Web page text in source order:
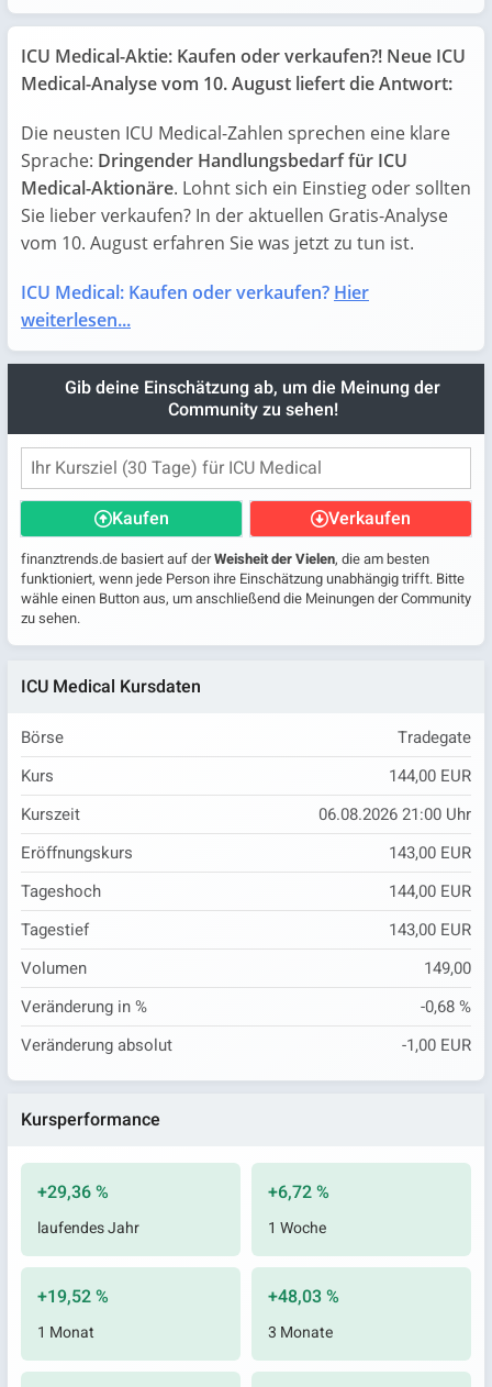
ICU Medical-Aktie: Kaufen oder verkaufen?! Neue ICU
Medical-Analyse vom 10. August liefert die Antwort:
Die neusten ICU Medical-Zahlen sprechen eine klare
Sprache: Dringender Handlungsbedarf für ICU
Medical-Aktionäre. Lohnt sich ein Einstieg oder sollten
Sie lieber verkaufen? In der aktuellen Gratis-Analyse
vom 10. August erfahren Sie was jetzt zu tun ist.
ICU Medical: Kaufen oder verkaufen? Hier
weiterlesen...
Gib deine Einschätzung ab, um die Meinung der
Community zu sehen!
Kaufen Verkaufen
finanztrends.de basiert auf derWeisheit der Vielen, die am besten
funktioniert, wenn jede Person ihre Einschätzung unabhängig trifft. Bitte
wähle einen Button aus, um anschließend die Meinungen der Community
zu sehen.
ICU Medical Kursdaten
Börse
Tradegate
Kurs
144,00 EUR
Kurszeit
06.08.2026 21:00 Uhr
Eröffnungskurs
143,00 EUR
Tageshoch
144,00 EUR
Tagestief
143,00 EUR
Volumen
149,00
Veränderung in %
-0,68 %
Veränderung absolut
-1,00 EUR
Kursperformance
+29,36 %
laufendes Jahr
+6,72 %
1 Woche
+19,52 %
1 Monat
+48,03 %
3 Monate